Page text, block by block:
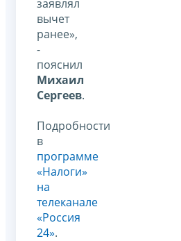
заявлял
вычет
ранее»,
-
пояснил
Михаил
Сергеев.
Подробности
в
программе
«Налоги»
на
телеканале
«Россия
24».